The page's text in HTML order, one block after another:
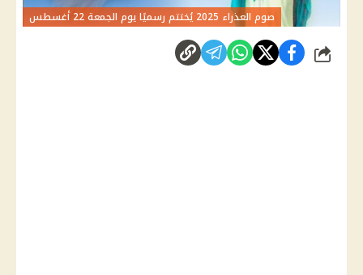
صوم العذراء 2025 يُختتم رسميًا يوم الجمعة 22 أغسطس
شارك